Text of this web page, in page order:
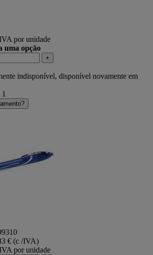
por unidade
uma opção
+
indisponível, disponível novamente em
€ (c /IVA)
por unidade